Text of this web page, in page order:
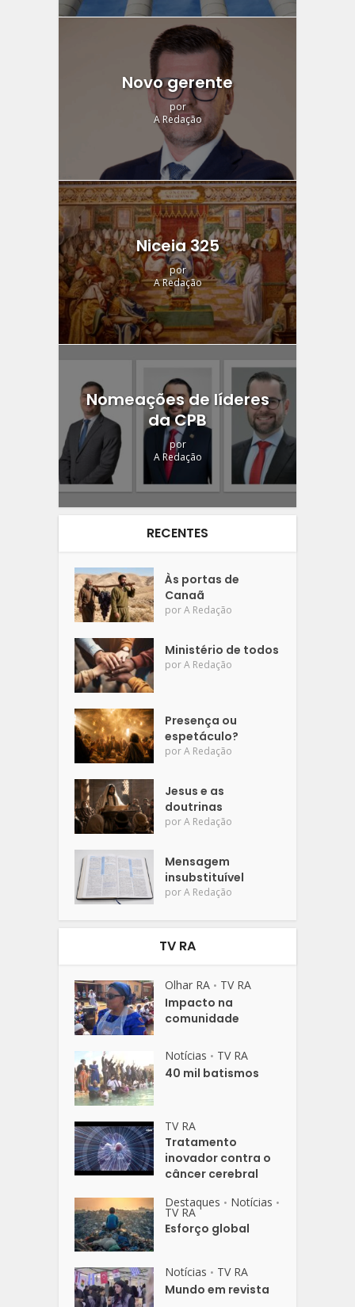
Novo gerente
por
A Redação
Niceia 325
por
A Redação
Nomeações de líderes
da CPB
por
A Redação
RECENTES
Às portas de
Canaã
porA Redação
Ministério de todos
porA Redação
Presença ou
espetáculo?
porA Redação
Jesus e as
doutrinas
porA Redação
Mensagem
insubstituível
porA Redação
TV RA
Olhar RA • TV RA
Impacto na
comunidade
Notícias • TV RA
40 mil batismos
TV RA
Tratamento
inovador contra o
câncer cerebral
Destaques • Notícias •
TV RA
Esforço global
Notícias • TV RA
Mundo em revista